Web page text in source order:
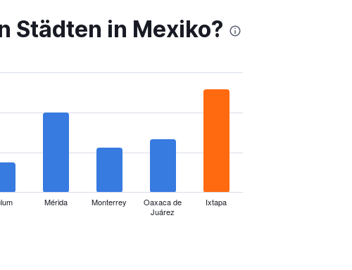
Städten in Mexiko?
Mérida Monterrey
Oaxaca de
Juárez
Ixtapa